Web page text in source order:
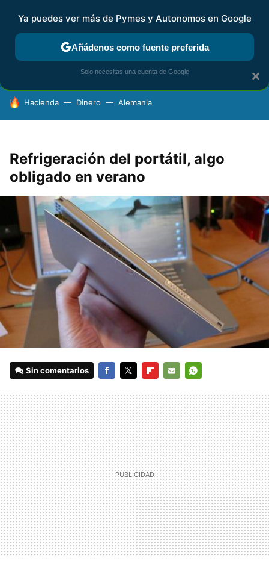
FISCALIDAD Y CONTABILIDAD KIT DIGITAL RENTA
HOY SE HABLA DE
Hacienda Dinero Alemania
Refrigeración del portátil, algo
obligado en verano
Sin comentarios
MAIL
×
Ya puedes ver más de Pymes y Autonomos en Google
Añádenos como fuente preferida
Solo necesitas una cuenta de Google